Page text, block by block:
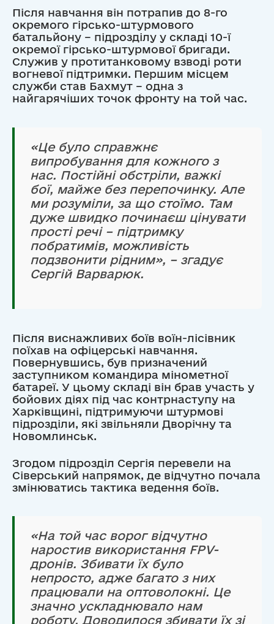
Після навчання він потрапив до 8-го
окремого гірсько-штурмового
батальйону – підрозділу у складі 10-ї
окремої гірсько-штурмової бригади.
Служив у протитанковому взводі роти
вогневої підтримки. Першим місцем
служби став Бахмут – одна з
найгарячіших точок фронту на той час.
«Це було справжнє
випробування для кожного з
нас. Постійні обстріли, важкі
бої, майже без перепочинку. Але
ми розуміли, за що стоїмо. Там
дуже швидко починаєш цінувати
прості речі – підтримку
побратимів, можливість
подзвонити рідним», – згадує
Сергій Варварюк.
Після виснажливих боїв воїн-лісівник
поїхав на офіцерські навчання.
Повернувшись, був призначений
заступником командира мінометної
батареї. У цьому складі він брав участь у
бойових діях під час контрнаступу на
Харківщині, підтримуючи штурмові
підрозділи, які звільняли Дворічну та
Новомлинськ.
Згодом підрозділ Сергія перевели на
Сіверський напрямок, де відчутно почала
змінюватись тактика ведення боїв.
«На той час ворог відчутно
наростив використання FPV-
дронів. Збивати їх було
непросто, адже багато з них
працювали на оптоволокні. Це
значно ускладнювало нам
роботу. Доводилося збивати їх зі